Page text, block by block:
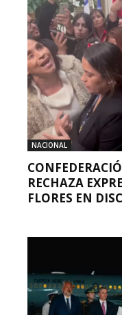
NACIONAL
RECHAZA
FLORES EN